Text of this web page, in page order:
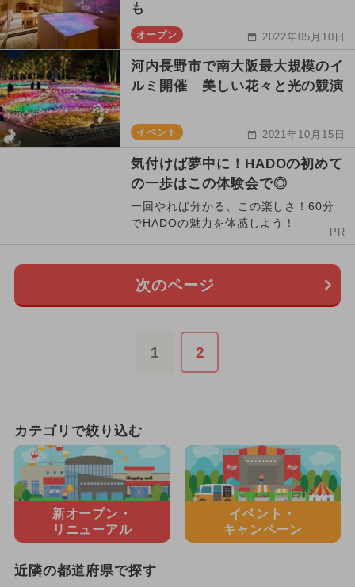
も
オープン 2022年05月10日
河内長野市で南大阪最大規模のイ
ルミ開催 美しい花々と光の競演
イベント 2021年10月15日
気付けば夢中に！HADOの初めて
の一歩はこの体験会で◎
一回やれば分かる、この楽しさ！60分
でHADOの魅力を体感しよう！
PR
次のページ
1 2
カテゴリで絞り込む
新オープン・
リニューアル
イベント・
キャンペーン
近隣の都道府県で探す